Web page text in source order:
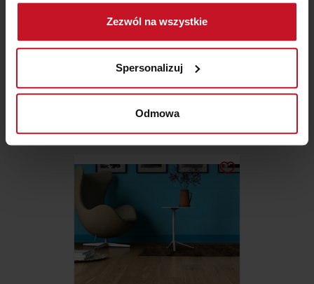
Gromadzić dane dotyczące Twojej lokalizacji
geograficznej z dokładnością nawet do kilku metrów
Identyfikować Twoje urządzenie, aktywnie
(fingerprinting, czyli wirtualny odcisk palca)
Dowiedz się więcej odnośnie tego, jak Twoje osobiste
dane są przetwarzane oraz ustaw własne preferencje w
zmienić lub wycofać swoją zgodę w dowolnej chwili.
Wykorzystujemy pliki cookie do spersonalizowania treści
i reklam, aby oferować funkcje społecznościowe i
analizować ruch w naszej witrynie. Informacje o tym, jak
korzystasz z naszej witryny, udostępniamy partnerom
społecznościowym, reklamowym i analitycznym.
Partnerzy mogą połączyć te informacje z innymi danymi
Zezwól na wszystkie
Spersonalizuj
Odmowa
ESPRESSO
ZAPYTAJ O CENĘ W SALONIE